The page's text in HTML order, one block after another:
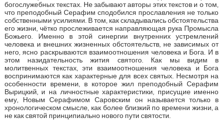
богослужебных текстах. Не забывают авторы этих текстов и о том,
что преподобный Серафим сподобился прославления не только
собственными усилиями. В том, как складывались обстоятельства
его жизни, чётко прослеживается направляющая рука Промысла
Божьего. Именно в этой синергии внутренних устремлений
человека и внешних жизненных обстоятельств, не зависимых от
него, ясно раскрываются взаимоотношения человека и Бога. И в
этом назидательность жития святого. Как мы видим в
молитвенных текстах, эти взаимоотношения человека и Бога
воспринимаются как характерные для всех святых. Несмотря на
особенности времени, в которое жил преподобный Серафим
Вырицкий, и на личностные характеристики, присущие именно
ему, Новым Серафимом Саровским он называется только в
хронологическом смысле, как более близкий по времени жизни, а
не как святой принципиально нового пути святости.